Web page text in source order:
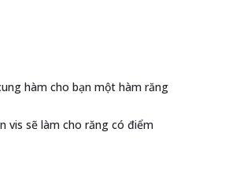
hàm cho bạn một hàm răng
vis sẽ làm cho răng có điểm